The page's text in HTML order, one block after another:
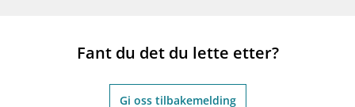
Fant du det du lette etter?
Gi oss tilbakemelding